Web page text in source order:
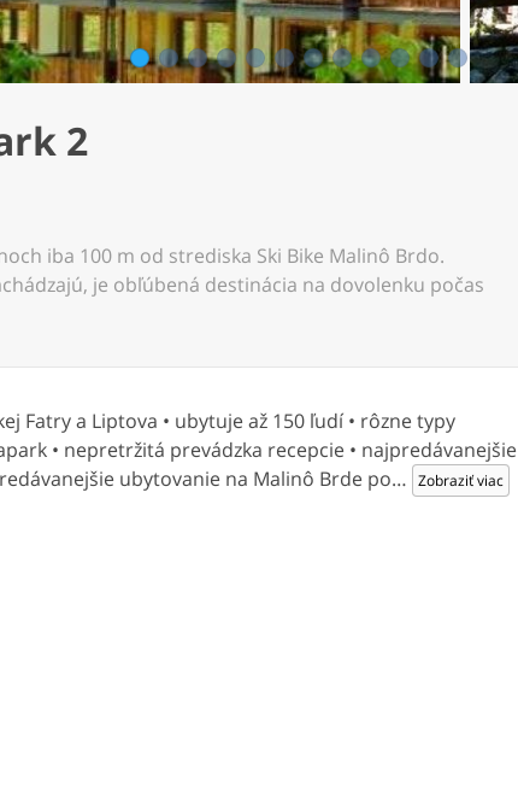
1 2 3 4 5 6 7 8 9 10 11 12
2
iba 100 m od strediska Ski Bike Malinô Brdo.
je obľúbená destinácia na dovolenku počas
Fatry a Liptova • ubytuje až 150 ľudí • rôzne typy
• nepretržitá prevádzka recepcie • najpredávanejšie
ubytovanie na Malinô Brde po… Zobraziť viac